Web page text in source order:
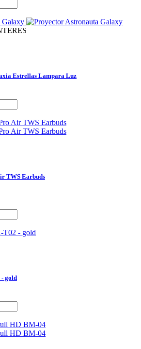
Estrellas Lampara Luz
TWS Earbuds
gold